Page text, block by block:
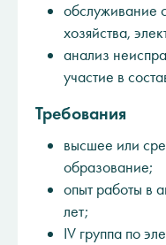
обслуживание
хозяйства,
анализ
участие в
Требования
высшее или
образование;
опыт работы в
лет;
IV группа по